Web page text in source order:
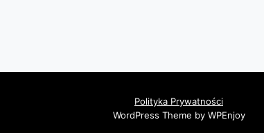
Polityka Prywatności
WordPress Theme by WPEnjoy